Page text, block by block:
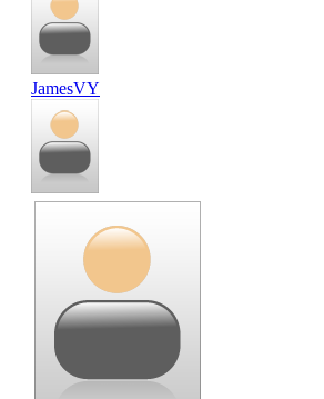
JamesVY